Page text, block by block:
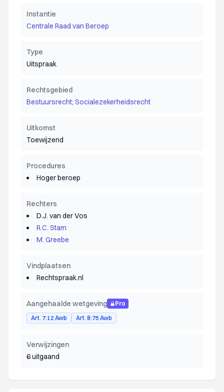
Instantie
Centrale Raad van Beroep
Type
Uitspraak
Rechtsgebied
Bestuursrecht; Socialezekerheidsrecht
Uitkomst
Toewijzend
Procedures
Hoger beroep
Rechters
D.J. van der Vos
R.C. Stam
M. Greebe
Vindplaatsen
Rechtspraak.nl
Aangehaalde wetgeving
Pro
Art. 7:12 Awb
Art. 8:75 Awb
Verwijzingen
6 uitgaand